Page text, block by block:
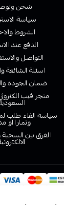
شحن
سياسة
الشروط
الدفع عند
التواصل
اسئلة الشائعة
ضمان الجودة
متجر فيب
سياسة الغاء طلب
وتمارا او
الفرق بين